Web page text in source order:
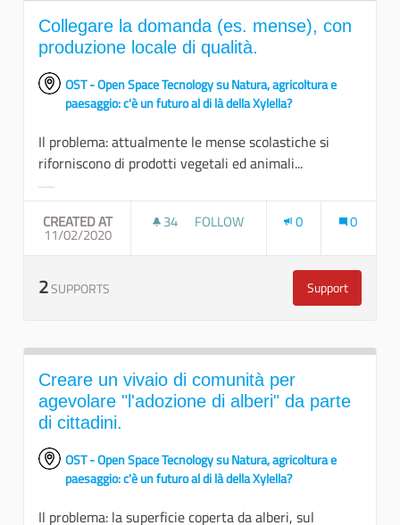
Collegare la domanda (es. mense), con
produzione locale di qualità.
OST - Open Space Tecnology su Natura, agricoltura e
paesaggio: c'è un futuro al di là della Xylella?
Il problema: attualmente le mense scolastiche si
riforniscono di prodotti vegetali ed animali...
CREATED AT
11/02/2020
34 34 FOLLOWERS
FOLLOW 0 0
2SUPPORTS Support
Collegare la
Creare un vivaio di comunità per
agevolare "l'adozione di alberi" da parte
di cittadini.
OST - Open Space Tecnology su Natura, agricoltura e
paesaggio: c'è un futuro al di là della Xylella?
Il problema: la superficie coperta da alberi, sul